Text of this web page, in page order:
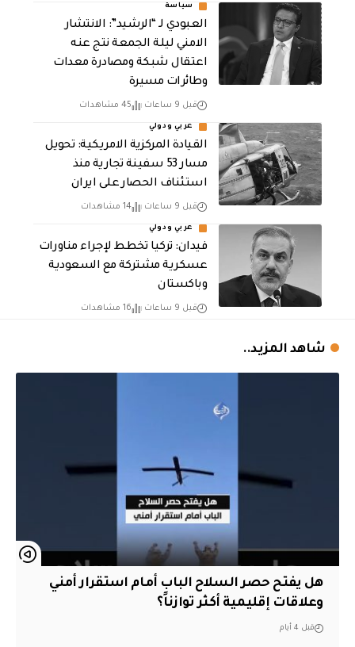
سياسة
العبودي لـ “الرشيد”: الانتشار
الامني ليلة الجمعة نتج عنه
اعتقال شبكة ومصادرة معدات
وطائرات مسيرة
قبل 9 ساعات 45 مشاهدات
عربي ودولي
القيادة المركزية الامريكية: تحويل
مسار 53 سفينة تجارية منذ
استئناف الحصار على ايران
قبل 9 ساعات 14 مشاهدات
عربي ودولي
فيدان: تركيا تخطط لإجراء مناورات
عسكرية مشتركة مع السعودية
وباكستان
قبل 9 ساعات 16 مشاهدات
شاهد المزيد..
هل يفتح حصر السلاح الباب أمام استقرار أمني
وعلاقات إقليمية أكثر توازناً؟
قبل 4 أيام